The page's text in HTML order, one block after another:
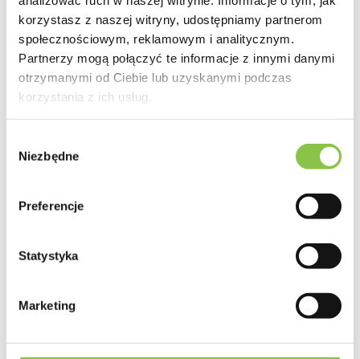
korzystasz z naszej witryny, udostępniamy partnerom
społecznościowym, reklamowym i analitycznym.
Partnerzy mogą połączyć te informacje z innymi danymi
otrzymanymi od Ciebie lub uzyskanymi podczas
korzystania z ich usług.
zgody
Niezbędne
Preferencje
Statystyka
Marketing
sosny. Prawdziwa owocowa eksplozja smaków.
Zapach
Mocno owocowy, cytrusowo-sosnowy.
Fastbuds 420
Genotyp
Geny